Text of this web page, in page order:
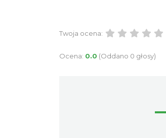
Twoja ocena:
Ocena: 0.0 (Oddano 0 głosy)